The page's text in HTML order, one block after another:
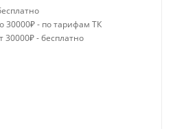
30000₽ - по тарифам ТК
30000₽ - бесплатно